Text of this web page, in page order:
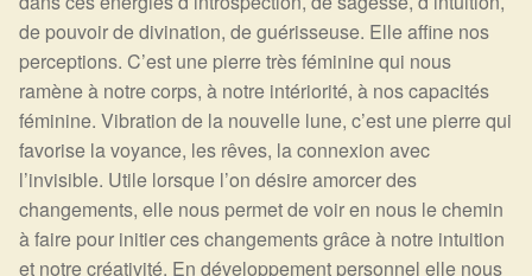
de pouvoir de divination, de guérisseuse. Elle affine nos
perceptions. C’est une pierre très féminine qui nous
ramène à notre corps, à notre intériorité, à nos capacités
féminine. Vibration de la nouvelle lune, c’est une pierre qui
favorise la voyance, les rêves, la connexion avec
l’invisible. Utile lorsque l’on désire amorcer des
changements, elle nous permet de voir en nous le chemin
à faire pour initier ces changements grâce à notre intuition
et notre créativité. En développement personnel elle nous